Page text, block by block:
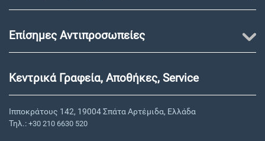
Επίσημες Αντιπροσωπείες
Κεντρικά Γραφεία, Αποθήκες, Service
Ιπποκράτους 142, 19004 Σπάτα Αρτέμιδα, Ελλάδα
Τηλ.: +30 210 6630 520